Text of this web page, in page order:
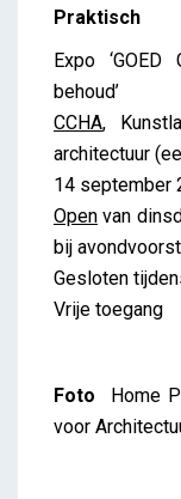
Praktisch
Expo ‘GOED
behoud’
CCHA,
architectuur
14 september
Open van
bij
Gesloten
Vrije toegang
Foto Home
voor